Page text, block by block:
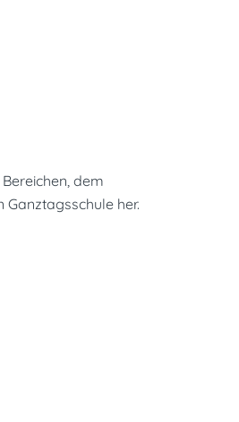
dem
her.